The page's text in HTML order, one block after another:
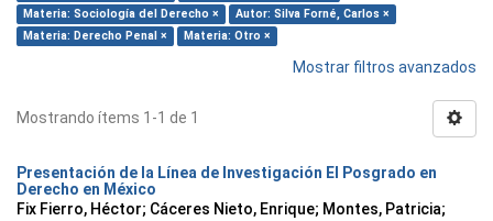
Materia: Sociología del Derecho ×
Autor: Silva Forné, Carlos ×
Materia: Derecho Penal ×
Materia: Otro ×
Mostrar filtros avanzados
Mostrando ítems 1-1 de 1
Presentación de la Línea de Investigación El Posgrado en
Derecho en México
Fix Fierro, Héctor; Cáceres Nieto, Enrique; Montes, Patricia;